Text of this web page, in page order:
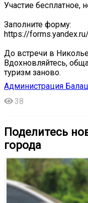
Участие бесплатное,
Заполните форму:
https://
До встречи в
Вдохновляйтесь,
туризм заново.
Администрация
38
Поделитесь
города